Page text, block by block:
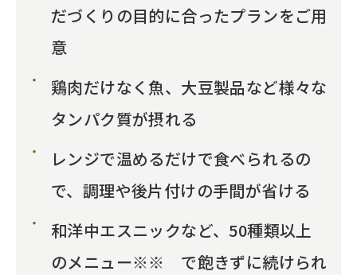
だづくりの目的に合ったプランをご用
意
鶏肉だけなく魚、大豆製品など様々な
タンパク質が摂れる
レンジで温めるだけで食べられるの
で、調理や後片付けの手間が省ける
和洋中エスニックなど、50種類以上
のメニュー※※ で飽きずに続けられ